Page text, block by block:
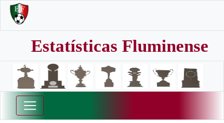
Estatísticas Fluminense